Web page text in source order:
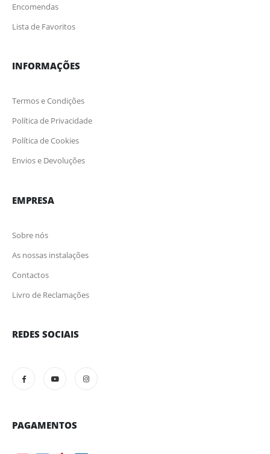
Encomendas
Lista de Favoritos
INFORMAÇÕES
Termos e Condições
Política de Privacidade
Política de Cookies
Envios e Devoluções
EMPRESA
Sobre nós
As nossas instalações
Contactos
Livro de Reclamações
REDES SOCIAIS
PAGAMENTOS